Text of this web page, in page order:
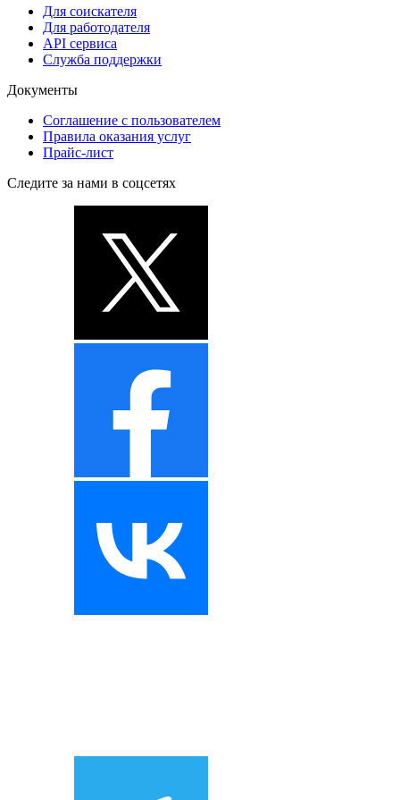
Для соискателя
Для работодателя
API сервиса
Служба поддержки
Документы
Соглашение с пользователем
Правила оказания услуг
Прайс-лист
Следите за нами в соцсетях